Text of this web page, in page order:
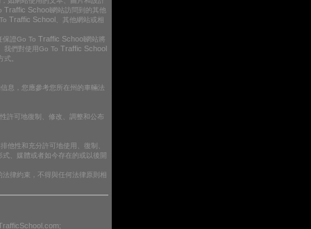
Traffic School網站訪問到的其他
ToTraffic School 、其他網站或相
保證Go ToTraffic School網站將
我們對使用Go ToTraffic School
。
息，您應參考您所在州的車輛法
許可地復制、修改、調整和公布
他性和充分許可地使用、復制、
、媒體或者如今存在的或以後開
律約束，不得與任何法律原則相